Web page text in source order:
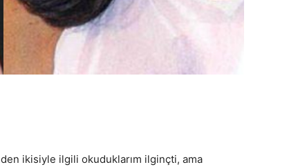
ikisiyle ilgili okuduklarım ilginçti, ama